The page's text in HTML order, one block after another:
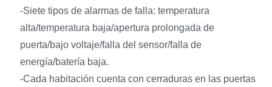
-Siete tipos de alarmas de falla: temperatura
alta/temperatura baja/apertura prolongada de
puerta/bajo voltaje/falla del sensor/falla de
energía/batería baja.
-Cada habitación cuenta con cerraduras en las puertas